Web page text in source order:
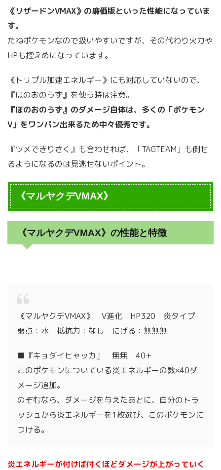
《リザードンVMAX》の廉価版といった性能になっていま
す。
たねポケモンなので扱いやすいですが、その代わり火力や
HPも控えめになっています。
《トリプル加速エネルギー》にも対応していないので、
『ほのおのうず』を使う時は注意。
『ほのおのうず』のダメージ自体は、多くの「ポケモン
V」をワンパン出来るため中々優秀です。
『ツメできりさく』も合わせれば、「TAGTEAM」も倒せ
るようになるのは見逃せないポイント。
《マルヤクデVMAX》
《マルヤクデVMAX》の性能と特徴
《マルヤクデVMAX》 V進化 HP320 炎タイプ
弱点：水 抵抗力：なし にげる：無無無
■『キョダイヒャッカ』 無無 40+
このポケモンについている炎エネルギーの数×40ダ
メージ追加。
のぞむなら、ダメージを与えたあとに、自分のトラ
ッシュから炎エネルギーを1枚選び、このポケモンに
つける。
炎エネルギーが付けば付くほどダメージが上がっていく